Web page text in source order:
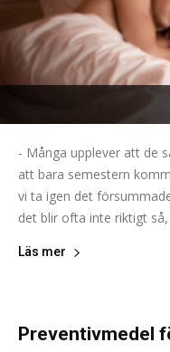
- Många upplever att de
att bara semestern
vi ta igen det
det blir ofta inte riktigt
Läs mer
Preventivmedel